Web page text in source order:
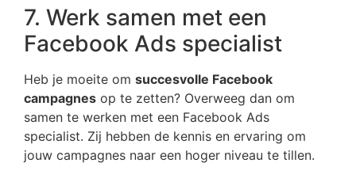
7. Werk samen met een
Facebook Ads specialist
Heb je moeite om succesvolle Facebook
campagnes op te zetten? Overweeg dan om
samen te werken met een Facebook Ads
specialist. Zij hebben de kennis en ervaring om
jouw campagnes naar een hoger niveau te tillen.